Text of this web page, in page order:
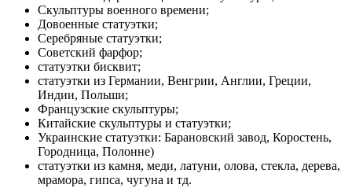
Скульптуры военного времени;
Довоенные статуэтки;
Серебряные статуэтки;
Советский фарфор;
статуэтки бисквит;
статуэтки из Германии, Венгрии, Англии, Греции,
Индии, Польши;
Французские скульптуры;
Китайские скульптуры и статуэтки;
Украинские статуэтки: Барановский завод, Коростень,
Городница, Полонне)
статуэтки из камня, меди, латуни, олова, стекла, дерева,
мрамора, гипса, чугуна и тд.